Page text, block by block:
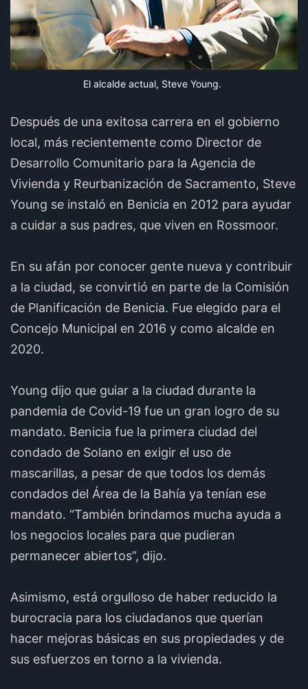
El alcalde actual, Steve Young.
Después de una exitosa carrera en el gobierno
local, más recientemente como Director de
Desarrollo Comunitario para la Agencia de
Vivienda y Reurbanización de Sacramento, Steve
Young se instaló en Benicia en 2012 para ayudar
a cuidar a sus padres, que viven en Rossmoor.
En su afán por conocer gente nueva y contribuir
a la ciudad, se convirtió en parte de la Comisión
de Planificación de Benicia. Fue elegido para el
Concejo Municipal en 2016 y como alcalde en
2020.
Young dijo que guiar a la ciudad durante la
pandemia de Covid-19 fue un gran logro de su
mandato. Benicia fue la primera ciudad del
condado de Solano en exigir el uso de
mascarillas, a pesar de que todos los demás
condados del Área de la Bahía ya tenían ese
mandato. “También brindamos mucha ayuda a
los negocios locales para que pudieran
permanecer abiertos”, dijo.
Asimismo, está orgulloso de haber reducido la
burocracia para los ciudadanos que querían
hacer mejoras básicas en sus propiedades y de
sus esfuerzos en torno a la vivienda.